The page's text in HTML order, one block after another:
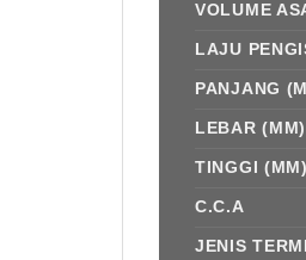
VOLUME
LAJU
PANJANG
LEBAR (MM)
TINGGI (MM)
C.C.A
JENIS